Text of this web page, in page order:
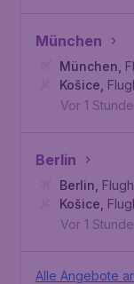
München
München
Košice
Vor 1
Berlin
Berlin
Košice
Vor 1
Alle Angebote